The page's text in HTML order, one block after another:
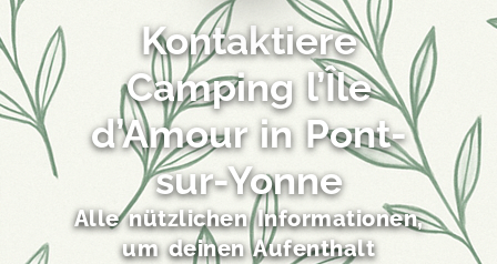
Kontaktiere
Camping l’Île
d’Amour in Pont-
sur-Yonne
Alle nützlichen Informationen,
um deinen Aufenthalt